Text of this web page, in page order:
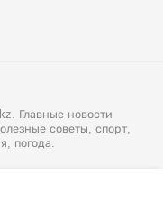
Главные новости
советы, спорт,
погода.